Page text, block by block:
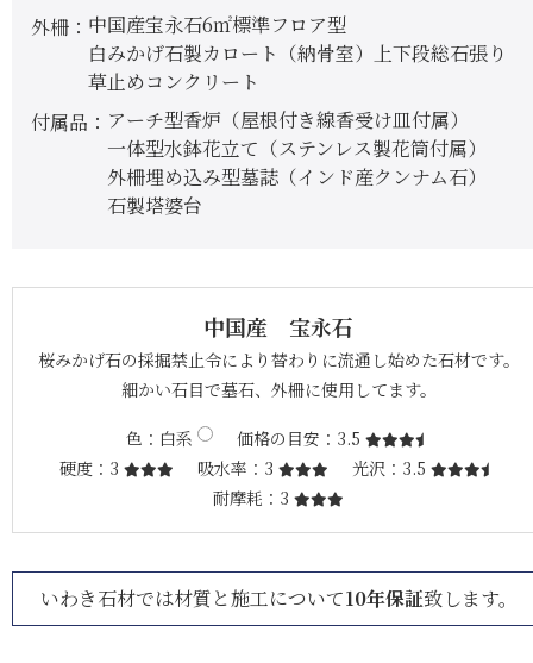
外柵
中国産宝永石6㎡標準フロア型
白みかげ石製カロート（納骨室）上下段総石張り
草止めコンクリート
付属品
アーチ型香炉（屋根付き線香受け皿付属）
一体型水鉢花立て（ステンレス製花筒付属）
外柵埋め込み型墓誌（インド産クンナム石）
石製塔婆台
中国産 宝永石
桜みかげ石の採掘禁止令により替わりに流通し始めた石材です。
細かい石目で墓石、外柵に使用してます。
色 白系 価格の目安
3.5
硬度
3 吸水率 3 光沢
3.5
耐摩耗
3
いわき石材では材質と施工について10年保証致します。